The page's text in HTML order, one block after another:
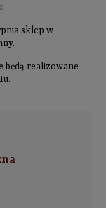
sklep w
realizowane